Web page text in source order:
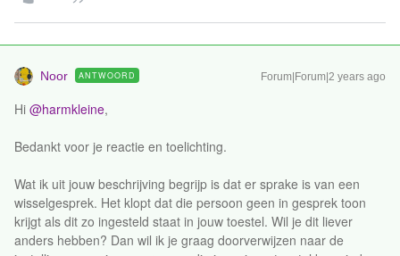
Noor ANTWOORD Forum|Forum|2 years ago
Hi @harmkleine,
Bedankt voor je reactie en toelichting.
Wat ik uit jouw beschrijving begrijp is dat er sprake is van een
wisselgesprek. Het klopt dat die persoon geen in gesprek toon
krijgt als dit zo ingesteld staat in jouw toestel. Wil je dit liever
anders hebben? Dan wil ik je graag doorverwijzen naar de